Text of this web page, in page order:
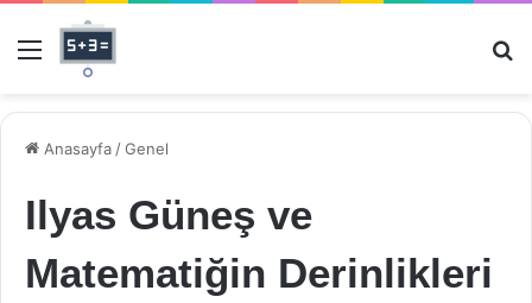
Menü
Anasayfa /Genel
Ilyas Güneş ve
Matematiğin Derinlikleri